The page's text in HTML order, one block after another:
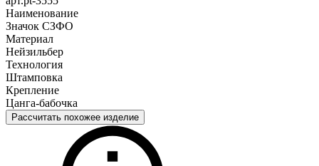
Наименование
Значок СЗФО
Материал
Нейзильбер
Технология
Штамповка
Крепление
Цанга-бабочка
Рассчитать похожее изделие